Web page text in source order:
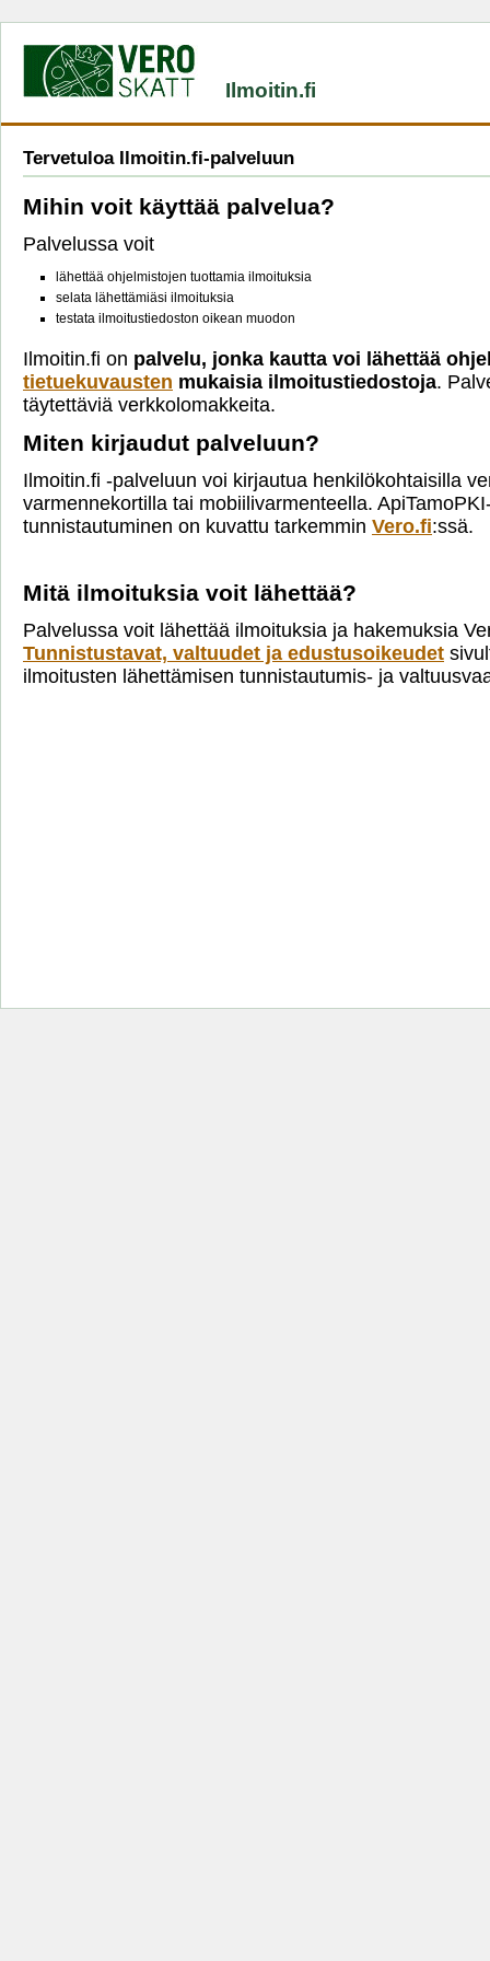
Ilmoitin.fi
Tervetuloa Ilmoitin.fi-palveluun
Mihin voit käyttää palvelua?
Palvelussa voit
lähettää ohjelmistojen tuottamia ilmoituksia
selata lähettämiäsi ilmoituksia
testata ilmoitustiedoston oikean muodon
Ilmoitin.fi on palvelu, jonka kautta voi lähettää
tietuekuvausten mukaisia ilmoitustiedostoja.
täytettäviä verkkolomakkeita.
Miten kirjaudut palveluun?
Ilmoitin.fi -palveluun voi kirjautua henkilökohtaisilla
varmennekortilla tai mobiilivarmenteella.
tunnistautuminen on kuvattu tarkemmin Vero.fi:ssä.
Mitä ilmoituksia voit lähettää?
Palvelussa voit lähettää ilmoituksia ja hakemuksia
Tunnistustavat, valtuudet ja edustusoikeudet
ilmoitusten lähettämisen tunnistautumis- ja